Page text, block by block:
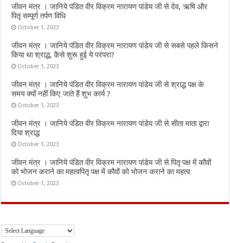
जीवन मंत्र । जानिये पंडित वीर विक्रम नारायण पांडेय जी से देव, ऋषि और
पितृ सम्पूर्ण तर्पण विधि
October 1, 2023
जीवन मंत्र । जानिये पंडित वीर विक्रम नारायण पांडेय जी से सबसे पहले किसने
किया था श्राद्ध, कैसे शुरू हुई ये परंपरा?
October 1, 2023
जीवन मंत्र । जानिये पंडित वीर विक्रम नारायण पांडेय जी से श्राद्ध पक्ष के
समय क्यों नहीं किए जाते हैं शुभ कार्य ?
October 1, 2023
जीवन मंत्र । जानिये पंडित वीर विक्रम नारायण पांडेय जी से सीता माता द्वारा
दिया श्राद्ध
October 1, 2023
जीवन मंत्र । जानिये पंडित वीर विक्रम नारायण पांडेय जी से पितृ पक्ष में कौवों
को भोजन कराने का महत्वपितृ पक्ष में कौवों को भोजन कराने का महत्व
October 1, 2023